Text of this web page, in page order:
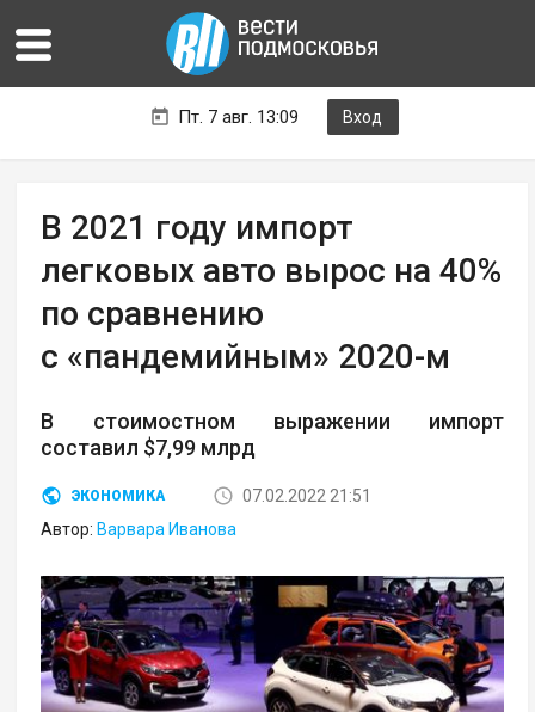
Пт. 7 авг. 13:09 Вход
В 2021 году импорт
легковых авто вырос на 40%
по сравнению
с «пандемийным» 2020-м
В стоимостном выражении импорт
составил $7,99 млрд
ЭКОНОМИКА
07.02.2022 21:51
Автор: Варвара Иванова